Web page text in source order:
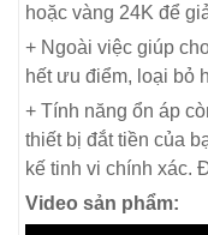
hoặc vàng 24K để
+ Ngoài việc giúp
hết ưu điểm, loại bỏ
+ Tính năng ổn áp
thiết bị đắt tiền của
kế tinh vi chính xác.
Video sản phẩm: